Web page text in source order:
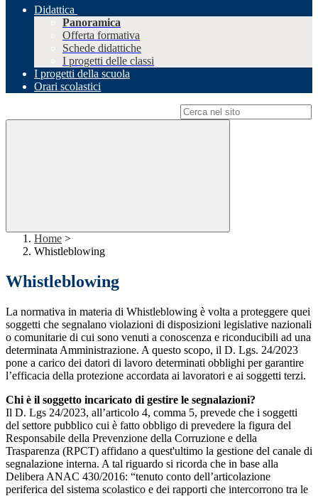
Didattica
Panoramica
Offerta formativa
Schede didattiche
I progetti delle classi
I progetti della scuola
Orari scolastici
Home >
Whistleblowing
Whistleblowing
La normativa in materia di Whistleblowing è volta a proteggere quei
soggetti che segnalano violazioni di disposizioni legislative nazionali
o comunitarie di cui sono venuti a conoscenza e riconducibili ad una
determinata Amministrazione. A questo scopo, il D. Lgs. 24/2023
pone a carico dei datori di lavoro determinati obblighi per garantire
l’efficacia della protezione accordata ai lavoratori e ai soggetti terzi.
Chi è il soggetto incaricato di gestire le segnalazioni?
Il D. Lgs 24/2023, all’articolo 4, comma 5, prevede che i soggetti
del settore pubblico cui è fatto obbligo di prevedere la figura del
Responsabile della Prevenzione della Corruzione e della
Trasparenza (RPCT) affidano a quest'ultimo la gestione del canale di
segnalazione interna. A tal riguardo si ricorda che in base alla
Delibera ANAC 430/2016: “tenuto conto dell’articolazione
periferica del sistema scolastico e dei rapporti che intercorrono tra le